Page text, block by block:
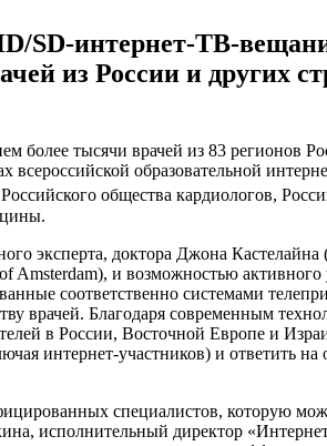
SD-интернет-ТВ-
из России и других
более тысячи врачей из 83 регионов
образовательной
общества кардиологов,
эксперта, доктора Джона Кастелайна
Amsterdam), и возможностью активного
соответственно системами
врачей. Благодаря современным
в России, Восточной Европе и
интернет-участников) и ответить
специалистов, которую
исполнительный директор